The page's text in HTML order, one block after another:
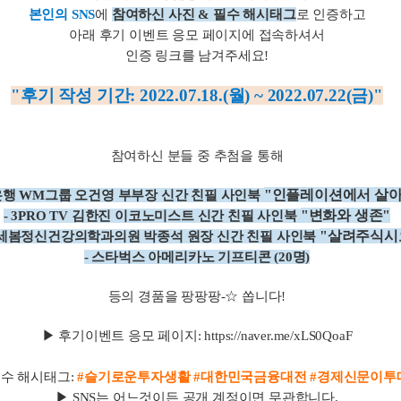
본인의 SNS에 참여하신 사진 & 필수 해시태그로 인증하고
아래 후기 이벤트 응모 페이지에 접속하셔서
인증 링크를 남겨주세요!
"후기 작성 기간: 2022.07.18.(월) ~ 2022.07.22(금)"
참여하신 분들 중 추첨을 통해
WM그룹 오건영 부부장 신간 친필 사인북 "인플레이션에서 살
- 3PRO TV 김한진 이코노미스트 신간 친필 사인북 "변화와 생존"
봄정신건강의학과의원 박종석 원장 신간 친필 사인북 "살려주식
- 스타벅스 아메리카노 기프티콘 (20명)
등의 경품을 팡팡팡-☆ 쏩니다!
▶ 후기이벤트 응모 페이지:https://naver.me/xLS0QoaF
해시태그:#슬기로운투자생활 #대한민국금융대전 #경제신문이투
▶ SNS는 어느것이든 공개 계정이면 무관합니다.